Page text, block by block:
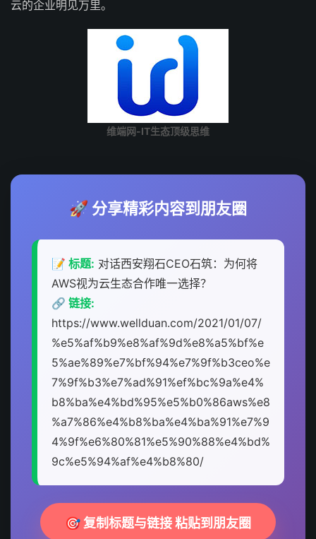
云的企业明见万里。
维端网-IT生态顶级思维
🚀 分享精彩内容到朋友圈
📝 标题: 对话西安翔石CEO石筑：为何将
AWS视为云生态合作唯一选择？
🔗 链接:
https://www.wellduan.com/2021/01/07/
%e5%af%b9%e8%af%9d%e8%a5%bf%e
5%ae%89%e7%bf%94%e7%9f%b3ceo%e
7%9f%b3%e7%ad%91%ef%bc%9a%e4%
b8%ba%e4%bd%95%e5%b0%86aws%e8
%a7%86%e4%b8%ba%e4%ba%91%e7%9
4%9f%e6%80%81%e5%90%88%e4%bd%
9c%e5%94%af%e4%b8%80/
🎯 复制标题与链接 粘贴到朋友圈